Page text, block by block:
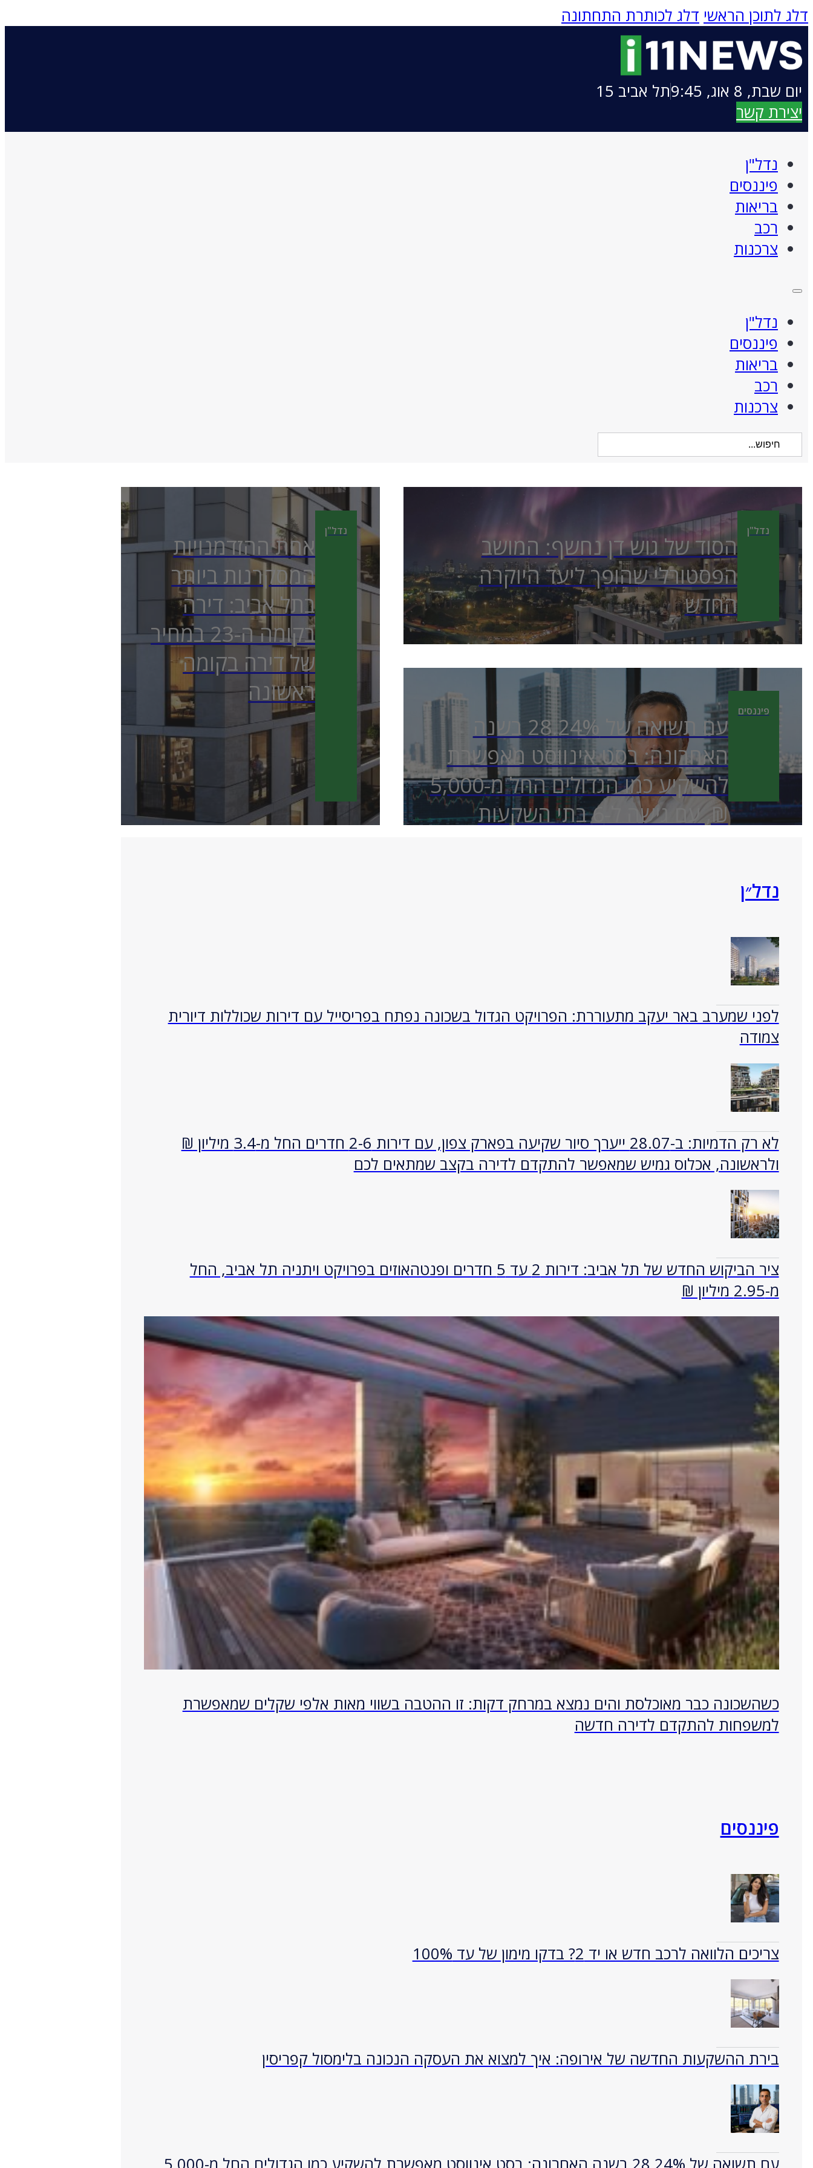
דלג לתוכן הראשי דלג לכותרת התחתונה
יום שבת, 8 אוג, 9:45
תל אביב 15
יצירת קשר
נדל"ן
פיננסים
בריאות
רכב
צרכנות
נדל"ן
פיננסים
בריאות
רכב
צרכנות
Search
נדל"ן
אחת ההזדמנויות
המסקרנות ביותר
בתל אביב: דירה
בקומה ה-23 במחיר
של דירה בקומה
ראשונה
נדל"ן
הסוד של גוש דן נחשף: המושב
הפסטורלי שהופך ליעד היוקרה
החדש
פיננסים
עם תשואה של 28.24% בשנה
האחרונה: בסט אינווסט מאפשרת
להשקיע כמו הגדולים החל מ-5,000
₪, עם גישה ל-6 בתי השקעות
נדל״ן
לפני שמערב באר יעקב מתעוררת: הפרויקט הגדול בשכונה נפתח בפריסייל עם דירות שכוללות דיורית
צמודה
לא רק הדמיות: ב-28.07 ייערך סיור שקיעה בפארק צפון, עם דירות 2-6 חדרים החל מ-3.4 מיליון ₪
ולראשונה, אכלוס גמיש שמאפשר להתקדם לדירה בקצב שמתאים לכם
ציר הביקוש החדש של תל אביב: דירות 2 עד 5 חדרים ופנטהאוזים בפרויקט ויתניה תל אביב, החל
מ-2.95 מיליון ₪
כשהשכונה כבר מאוכלסת והים נמצא במרחק דקות: זו ההטבה בשווי מאות אלפי שקלים שמאפשרת
למשפחות להתקדם לדירה חדשה
פיננסים
צריכים הלוואה לרכב חדש או יד 2? בדקו מימון של עד 100%
בירת ההשקעות החדשה של אירופה: איך למצוא את העסקה הנכונה בלימסול קפריסין